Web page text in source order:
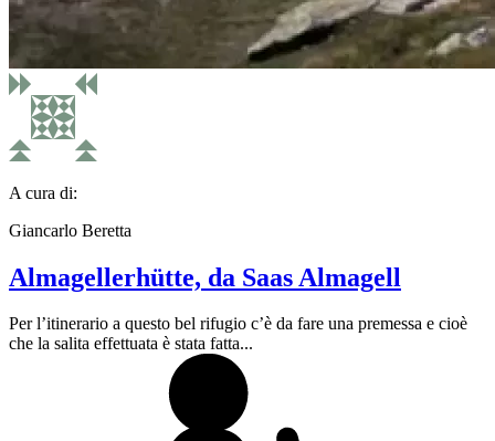
A cura di:
Giancarlo Beretta
Almagellerhütte, da Saas Almagell
Per l’itinerario a questo bel rifugio c’è da fare una premessa e cioè
che la salita effettuata è stata fatta...